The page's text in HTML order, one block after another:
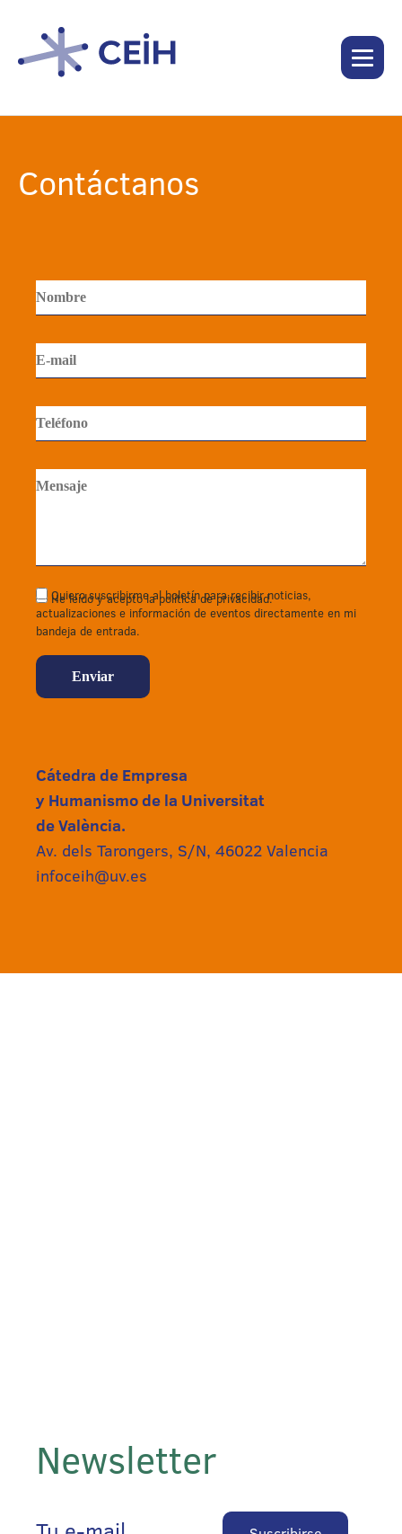
Contáctanos
He leído y acepto la política de privacidad.
Quiero suscribirme al boletín para recibir noticias,
actualizaciones e información de eventos directamente en mi
bandeja de entrada.
Cátedra de Empresa
y Humanismo de la Universitat
de València.
Av. dels Tarongers, S/N, 46022 Valencia
infoceih@uv.es
Newsletter